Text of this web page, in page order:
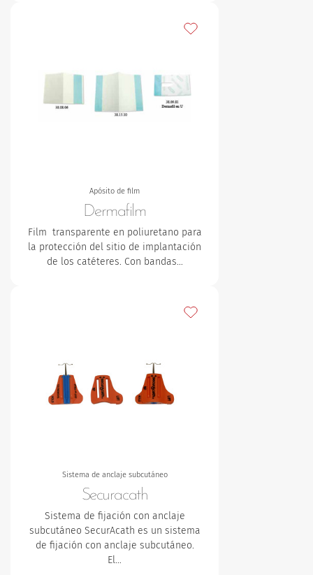
Apósito de film
Dermafilm
Film transparente en poliuretano para
la protección del sitio de implantación
de los catéteres. Con bandas…
Añadir a mis favoritos
Sistema de anclaje subcutáneo
Securacath
Sistema de fijación con anclaje
subcutáneo SecurAcath es un sistema
de fijación con anclaje subcutáneo.
El…
Añadir a mis favoritos